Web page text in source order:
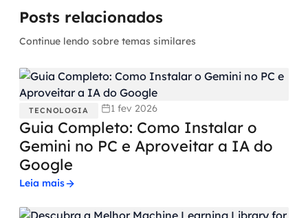
Posts relacionados
Continue lendo sobre temas similares
TECNOLOGIA 1 fev 2026
Guia Completo: Como Instalar o
Gemini no PC e Aproveitar a IA do
Google
Leia mais